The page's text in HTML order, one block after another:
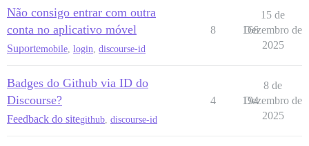
Não consigo entrar com outra
conta no aplicativo móvel
Suportemobile login discourse-id
8 166
15 de
Dezembro de
2025
Badges do Github via ID do
Discourse?
Feedback do sitegithub discourse-id
4 194
8 de
Dezembro de
2025